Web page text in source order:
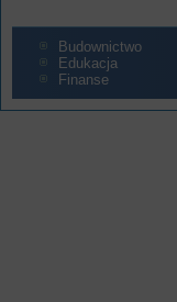
Budownictwo
Edukacja
Finanse